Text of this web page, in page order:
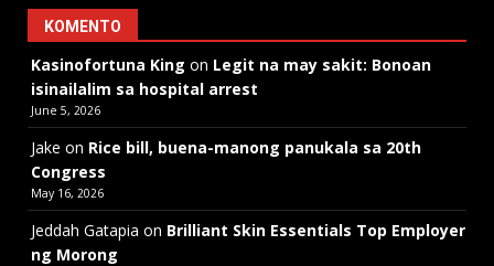
KOMENTO
Kasinofortuna King on Legit na may sakit: Bonoan
isinailalim sa hospital arrest
June 5, 2026
Jake on Rice bill, buena-manong panukala sa 20th
Congress
May 16, 2026
Jeddah Gatapia on Brilliant Skin Essentials Top Employer
ng Morong